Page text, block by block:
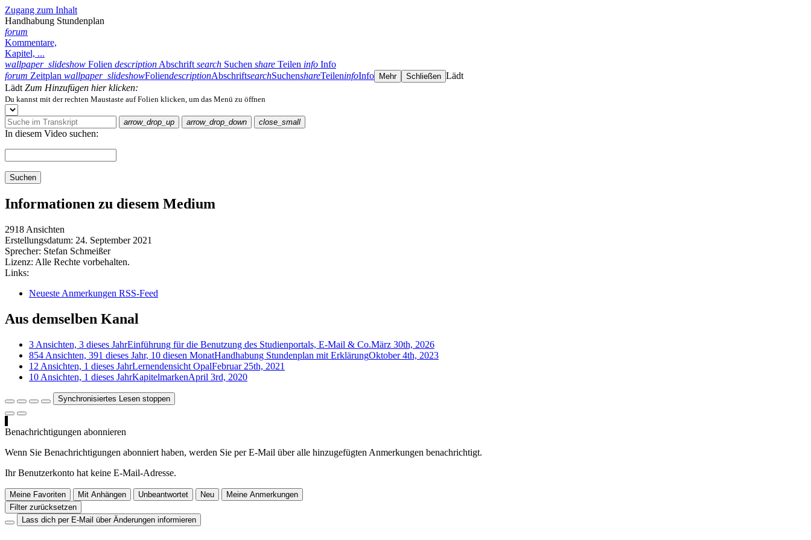
Zugang zum Inhalt
Handhabung Stundenplan
forum
Kommentare,
Kapitel, ...
wallpaper_slideshow Folien description Abschrift search Suchen share Teilen info Info
forum Zeitplan wallpaper_slideshowFoliendescriptionAbschriftsearchSuchenshareTeileninfoInfo Mehr Schließen Lädt
Lädt Zum Hinzufügen hier klicken:
Du kannst mit der rechten Maustaste auf Folien klicken, um das Menü zu öffnen
arrow_drop_up arrow_drop_down close_small
In diesem Video suchen:
Suchen
Informationen zu diesem Medium
2918 Ansichten
Erstellungsdatum: 24. September 2021
Sprecher: Stefan Schmeißer
Lizenz: Alle Rechte vorbehalten.
Links:
Neueste Anmerkungen RSS-Feed
Aus demselben Kanal
3 Ansichten, 3 dieses JahrEinführung für die Benutzung des Studienportals, E-Mail & Co.März 30th, 2026
854 Ansichten, 391 dieses Jahr, 10 diesen MonatHandhabung Stundenplan mit ErklärungOktober 4th, 2023
12 Ansichten, 1 dieses JahrLernendensicht OpalFebruar 25th, 2021
10 Ansichten, 1 dieses JahrKapitelmarkenApril 3rd, 2020
Synchronisiertes Lesen stoppen
Benachrichtigungen abonnieren
Wenn Sie Benachrichtigungen abonniert haben, werden Sie per E-Mail über alle hinzugefügten Anmerkungen benachrichtigt.
Ihr Benutzerkonto hat keine E-Mail-Adresse.
Meine Favoriten Mit Anhängen Unbeantwortet Neu
Meine Anmerkungen
Filter zurücksetzen
Lass dich per E-Mail über Änderungen informieren